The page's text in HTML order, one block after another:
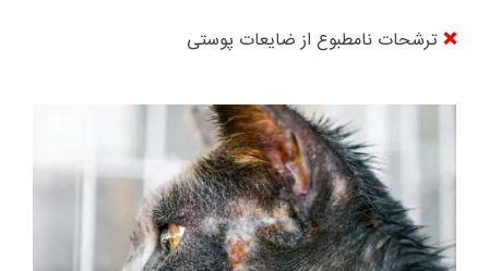
❌ ترشحات نامطبوع از ضایعات پوستی